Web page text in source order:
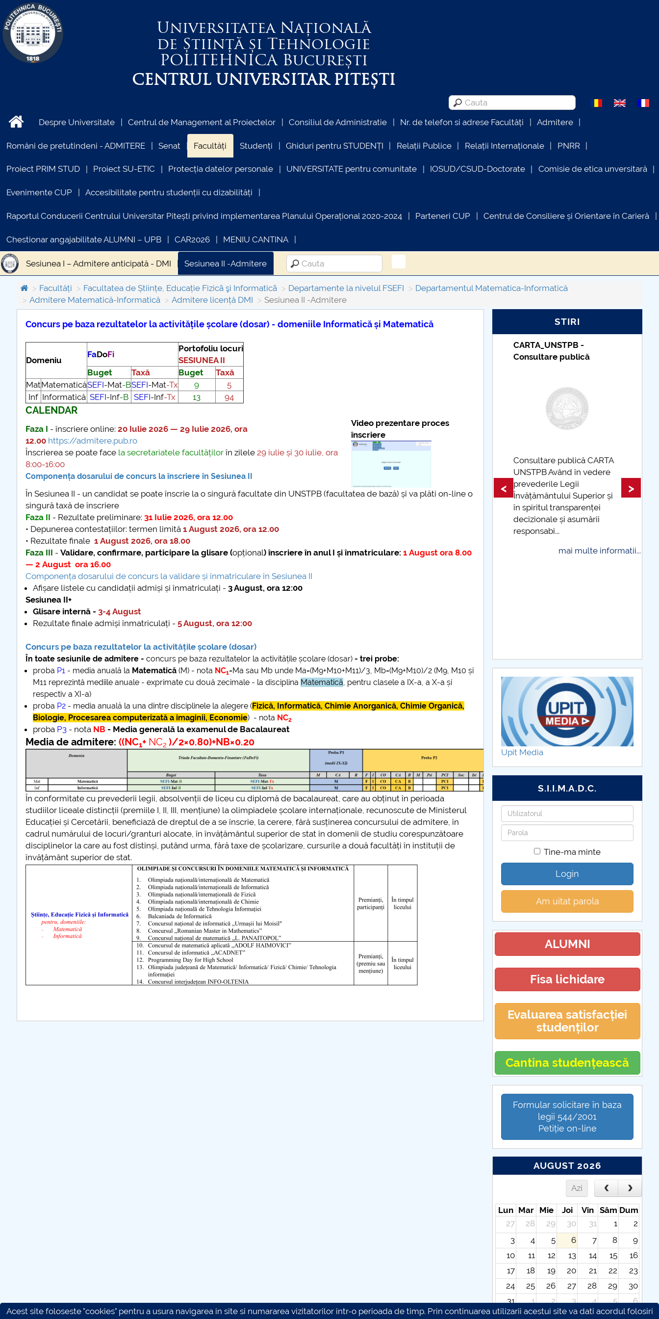
Universitatea Națională
de Știință și Tehnologie
POLITEHNICABucurești
CENTRUL UNIVERSITAR PITEȘTI
Despre Universitate Centrul de Management al Proiectelor Consiliul de Administratie Nr. de telefon si adrese Facultăți Admitere
Români de pretutindeni - ADMITERE Senat Facultăți Studenți Ghiduri pentru STUDENȚI Relații Publice Relații Internaționale PNRR
Proiect PRIM STUD Proiect SU-ETIC Protecția datelor personale UNIVERSITATE pentru comunitate IOSUD/CSUD-Doctorate Comisie de etica unversitară
Evenimente CUP Accesibilitate pentru studenții cu dizabilități
Raportul Conducerii Centrului Universitar Pitești privind implementarea Planului Operațional 2020-2024 Parteneri CUP Centrul de Consiliere și Orientare în Carieră
Chestionar angajabilitate ALUMNI – UPB CAR2026 MENIU CANTINA
Sesiunea I – Admitere anticipată - DMI Sesiunea II -Admitere
Facultăți Facultatea de Științe, Educație Fizicã şi Informaticã Departamente la nivelul FSEFI
Departamentul Matematica-Informatică
Admitere Matematică-Informatică
Admitere licență DMI Sesiunea II -Admitere
Concurs pe baza rezultatelor la activitățile școlare (dosar) - domeniile Informatică și Matematică
Domeniu
FaDoFi
Portofoliu locuri
SESIUNEA II
Buget
Taxă Buget
Taxă
MatMatematicăSEFI-Mat-BSEFI-Mat-Tx 9
5
Inf Informatică SEFI-Inf-B SEFI-Inf-Tx 13 94
CALENDAR
Faza I - înscriere online: 20 Iulie 2026 — 29 Iulie 2026, ora
12.00 https://admitere.pub.ro
Înscrierea se poate face la secretariatele facultățilorîn zilele 29 iulie și 30 iulie, ora
8:00-16:00
Componența dosarului de concurs la înscriere în Sesiunea II
Video prezentare proces
înscriere
În Sesiunea II - un candidat se poate înscrie la o singură facultate din UNSTPB (facultatea de bază) și va plăti on-line o
singură taxă de înscriere
Faza II - Rezultate preliminare: 31 Iulie 2026, ora 12.00
• Depunerea contestațiilor: termen limită 1 August 2026, ora 12.00
• Rezultate finale 1 August 2026, ora 18.00
Faza III - Validare, confirmare, participare la glisare (opțional) înscriere în anul I și înmatriculare: 1 August ora 8.00
— 2 August ora 16.00
Componența dosarului de concurs la validare și înmatriculare în Sesiunea II
Afișare listele cu candidații admiși și înmatriculați - 3 August, ora 12:00
Sesiunea II+
Glisare internă - 3-4 August
Rezultate finale admiși înmatriculați - 5 August, ora 12:00
Concurs pe baza rezultatelor la activitățile școlare (dosar)
În toate sesiunile de admitere - concurs pe baza rezultatelor la activitățile școlare (dosar) - trei probe:
proba P1- media anuală la Matematică(M) - nota NC1=Ma sau Mb unde Ma=(M9+M10+M11)/3, Mb=(M9+M10)/2 (M9, M10 și
M11 reprezintă mediile anuale - exprimate cu două zecimale - la disciplina Matematică, pentru clasele a IX-a, a X-a și
respectiv a XI-a)
proba P2- media anuală la una dintre disciplinele la alegere (Fizică, Informatică, Chimie Anorganică, Chimie Organică,
Biologie, Procesarea computerizată a imaginii, Economie) - nota NC2
proba P3- nota NB - Media generală la examenul de Bacalaureat
Media de admitere: ((NC1+NC2 )/2×0.80)+NB×0.20
În conformitate cu prevederii legii, absolvenții de liceu cu diplomă de bacalaureat, care au obținut în perioada
studiilor liceale distincții (premiile I, II, III, mențiune) la olimpiadele școlare internaționale, recunoscute de Ministerul
Educației și Cercetării, beneficiază de dreptul de a se înscrie, la cerere, fără susținerea concursului de admitere, în
cadrul numărului de locuri/granturi alocate, în învățământul superior de stat în domenii de studiu corespunzătoare
disciplinelor la care au fost distinși, putând urma, fără taxe de școlarizare, cursurile a două facultăți în instituții de
învățământ superior de stat.
STIRI
COMUNICAT DE PRESA
PRIMSTUD 26.03.2026
COMUNICAT Eveniment de
informare și promovare a
ofertei educaționale
universitare la Colegiul
Teoretic „Ion Cantacuzino”
Piteşti 26.03.2026
COMUNICAT Eveniment de
informare �...
mai multe informatii...
INFORMATII ACTE STUDII
mai multe informatii...
Consultare publică CARTA
UNSTPB Având în vedere
prevederile Legii
Învățământului Superior și
mai multe informatii...
Taxe de școlarizare
indexate – Centrul
Taxe de școlarizare
indexate Taxele se pot plăti
și cu cardul
mai multe informatii...
< >
Upit Media
S.I.I.M.A.D.C.
Utilizatorul
Parola
Tine-ma minte
Login
Am uitat parola
ALUMNI
Fisa lichidare
Evaluarea satisfacției
studenților
Cantina studențească
Formular solicitare în baza
legii 544/2001
Petiție on-line
AUGUST 2026
Azi
Lun Mar Mie Joi Vin Sâm Dum
27
28 29 30 31 1
2
3
4 5 6 7 8
9
10
11 12 13 14 15
16
17
18 19 20 21 22
23
24
25 26 27 28 29
30
31
1 2 3 4 5
6
Acest site foloseste "cookies" pentru a usura navigarea in site si numararea vizitatorilor intr-o perioada de timp. Prin continuarea utilizarii acestui site va dati acordul folosiri